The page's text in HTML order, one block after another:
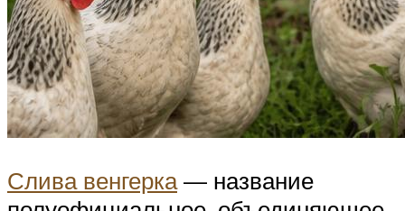
Слива венгерка— название